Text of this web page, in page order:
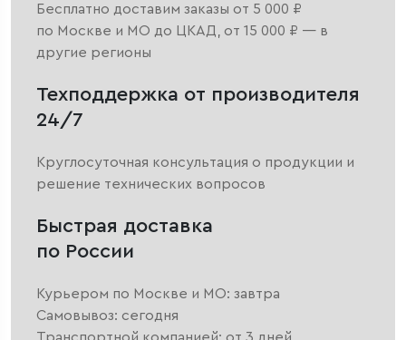
Бесплатно доставим заказы от 5 000 ₽
по Москве и МО до ЦКАД, от 15 000 ₽ — в
другие регионы
Техподдержка от производителя
24/7
Круглосуточная консультация о продукции и
решение технических вопросов
Быстрая доставка
по России
Курьером по Москве и МО: завтра
Самовывоз: сегодня